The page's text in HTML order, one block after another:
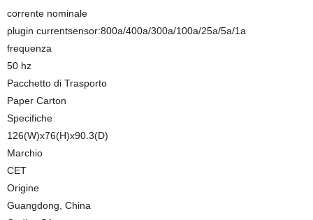
corrente nominale
plugin currentsensor:800a/400a/300a/100a/25a/5a/1a
frequenza
50 hz
Pacchetto di Trasporto
Paper Carton
Specifiche
126(W)x76(H)x90.3(D)
Marchio
CET
Origine
Guangdong, China